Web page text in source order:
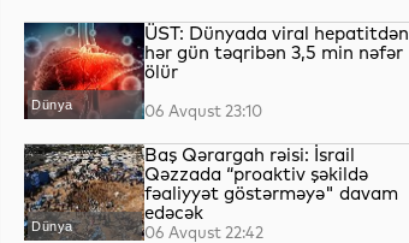
Dünya
ÜST: Dünyada viral hepatitdən
hər gün təqribən 3,5 min nəfər
ölür
06 Avqust 23:10
Dünya
Baş Qərargah rəisi: İsrail
Qəzzada “proaktiv şəkildə
fəaliyyət göstərməyə" davam
edəcək
06 Avqust 22:42